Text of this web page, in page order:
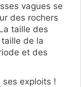
vagues se
des rochers
taille des
de la
et des
ses exploits !